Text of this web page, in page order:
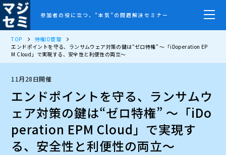
参加者の役に立つ、”本気”の問題解決セミナー
TOP
特権ID管理
エンドポイントを守る、ランサムウェア対策の鍵は“ゼロ特権” ～「iDoperation EP
M Cloud」で実現する、安全性と利便性の両立～
11月28日開催
エンドポイントを守る、ランサムウ
ェア対策の鍵は“ゼロ特権” ～「iDo
peration EPM Cloud」で実現す
る、安全性と利便性の両立～